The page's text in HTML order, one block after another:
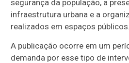
segurança da população, a
infraestrutura urbana e a
realizados em espaços públicos.
A publicação ocorre em um
demanda por esse tipo de